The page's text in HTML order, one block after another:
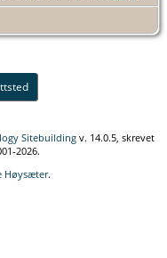
Sitebuildingv. 14.0.5, skrevet
2026.
Høysæter.